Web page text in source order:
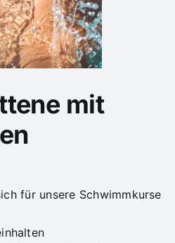
mit
für unsere Schwimmkurse